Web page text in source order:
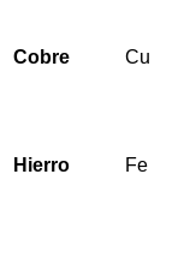
Cobre Cu
Hierro Fe